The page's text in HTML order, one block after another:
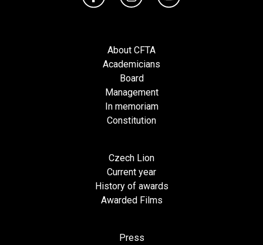
About CFTA
Academicians
Board
Management
In memoriam
Constitution
Czech Lion
Current year
History of awards
Awarded Films
Press